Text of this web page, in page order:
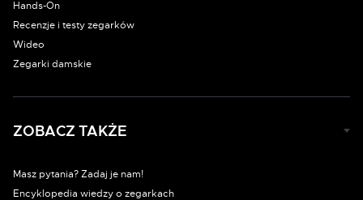
Hands-On
Recenzje i testy zegarków
Wideo
Zegarki damskie
ZOBACZ TAKŻE
Masz pytania? Zadaj je nam!
Encyklopedia wiedzy o zegarkach